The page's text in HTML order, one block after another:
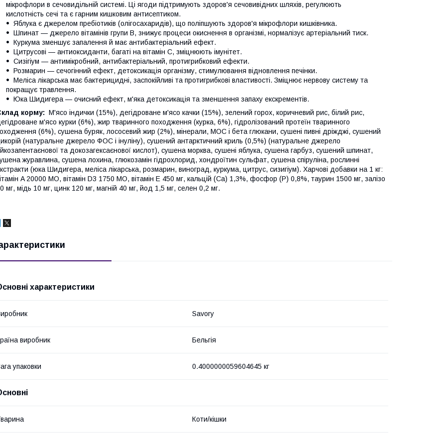
мікрофлори в сечовидільній системі. Ці ягоди підтримують здоров'я сечовивідних шляхів, регулюють
кислотність сечі та є гарним кишковим антисептиком.
Яблука є джерелом пребіотиків (олігосахаридів), що поліпшують здоров'я мікрофлори кишківника.
Шпинат — джерело вітамінів групи B, знижує процеси окиснення в організмі, нормалізує артеріальний тиск.
Куркума зменшує запалення й має антибактеріальний ефект.
Цитрусові — антиоксиданти, багаті на вітамін С, зміцнюють імунітет.
Сизігіум — антимікробний, антибактеріальний, протигрибковий ефекти.
Розмарин — сечогінний ефект, детоксикація організму, стимулювання відновлення печінки.
Меліса лікарська має бактерицидні, заспокійливі та протигрибкові властивості. Зміцнює нервову систему та
покращує травлення.
Юка Шидигера — очисний ефект, м'яка детоксикація та зменшення запаху екскрементів.
корму: М'ясо індички (15%), дегідроване м'ясо качки (15%), зелений горох, коричневий рис, білий рис,
м'ясо курки (6%), жир тваринного походження (курка, 6%), гідролізований протеїн тваринного
(6%), сушена буряк, лососевий жир (2%), мінерали, МОС і бета глюкани, сушені пивні дріжджі, сушений
(натуральне джерело ФОС і інуліну), сушений антарктичний криль (0,5%) (натуральне джерело
та докозагексаєнової кислот), сушена морква, сушені яблука, сушена гарбуз, сушений шпинат,
журавлина, сушена лохина, глюкозамін гідрохлорид, хондроїтин сульфат, сушена спіруліна, рослинні
(юка Шидигера, меліса лікарська, розмарин, виноград, куркума, цитрус, сизигіум). Харчові добавки на 1 кг:
A 20000 МО, вітамін D3 1750 МО, вітамін E 450 мг, кальцій (Ca) 1,3%, фосфор (P) 0,8%, таурин 1500 мг, залізо
мг, мідь 10 мг, цинк 120 мг, магній 40 мг, йод 1,5 мг, селен 0,2 мг.
характеристики
Savory
виробник Бельгія
упаковки 0.4000000059604645 кг
Коти/кішки